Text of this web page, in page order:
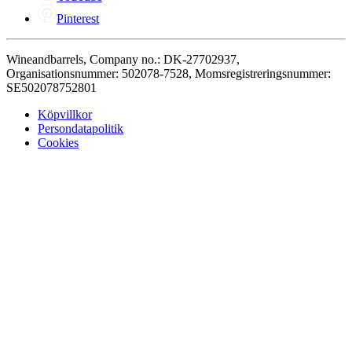
Pinterest
Wineandbarrels, Company no.: DK-27702937,
Organisationsnummer: 502078-7528, Momsregistreringsnummer:
SE502078752801
Köpvillkor
Persondatapolitik
Cookies